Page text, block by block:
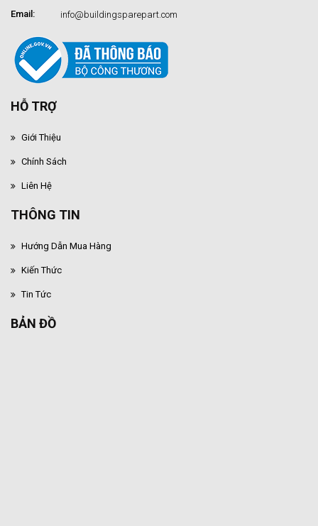
Email:
info@buildingsparepart.com
HỖ TRỢ
Giới Thiệu
Chính Sách
Liên Hệ
THÔNG TIN
Hướng Dẫn Mua Hàng
Kiến Thức
Tin Tức
BẢN ĐỒ